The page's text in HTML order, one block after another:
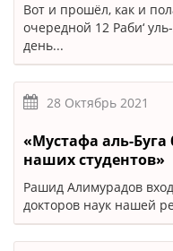
Вот и прошёл, как и
очередной 12 Раби‘
день...
28 Октябрь 2021
«Мустафа аль-
наших студентов»
Рашид Алимурадов
докторов наук нашей